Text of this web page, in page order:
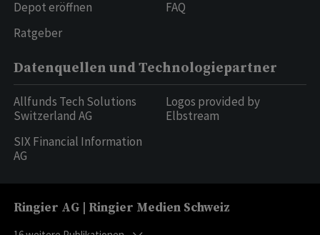
Depot eröffnen
Ratgeber
FAQ
Datenquellen und Technologiepartner
Allfunds Tech Solutions
Switzerland AG
SIX Financial Information
AG
Logos provided by
Elbstream
Ringier AG | Ringier Medien Schweiz